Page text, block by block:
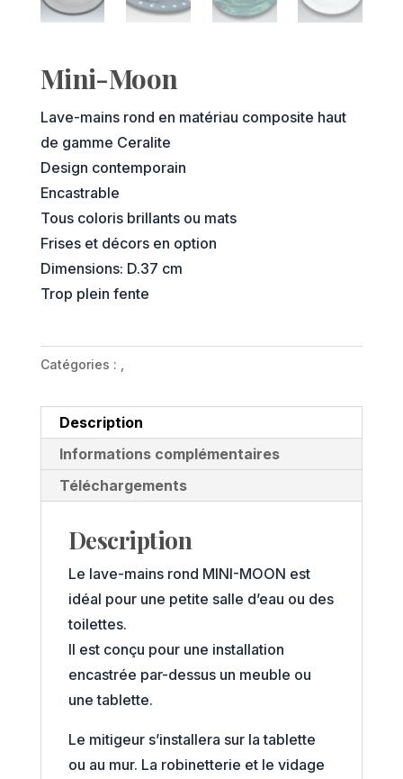
Mini-Moon
Lave-mains rond en matériau composite haut
de gamme Ceralite
Design contemporain
Encastrable
Tous coloris brillants ou mats
Frises et décors en option
Dimensions: D.37 cm
Trop plein fente
Catégories :
Description
Informations complémentaires
Téléchargements
Description
Le lave-mains rond MINI-MOON est
idéal pour une petite salle d’eau ou des
toilettes.
Il est conçu pour une installation
encastrée par-dessus un meuble ou
une tablette.
Le mitigeur s’installera sur la tablette
ou au mur. La robinetterie et le vidage